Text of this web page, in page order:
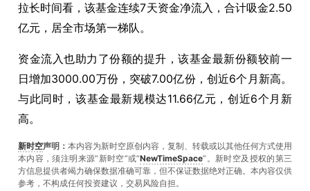
拉长时间看，该基金连续7天资金净流入，合计吸金2.50
亿元，居全市场第一梯队。
资金流入也助力了份额的提升，该基金最新份额较前一
日增加3000.00万份，突破7.00亿份，创近6个月新高。
与此同时，该基金最新规模达11.66亿元，创近6个月新
高。
新时空声明： 本内容为新时空原创内容，复制、转载或以其他任何方式使用
本内容，须注明来源“新时空”或“NewTimeSpace”。新时空及授权的第三
方信息提供者竭力确保数据准确可靠，但不保证数据绝对正确。本內容仅供
参考，不构成任何投资建议，交易风险自担。